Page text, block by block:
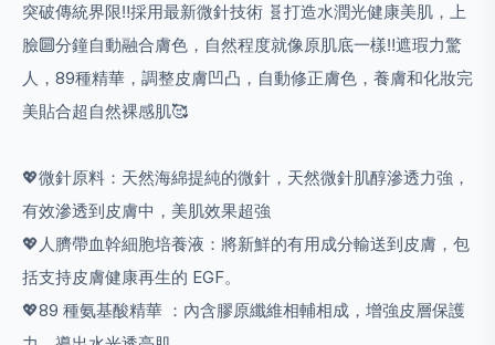
突破傳統界限‼️採用最新微針技術 🧬打造水潤光健康美肌，上
臉🔟分鐘自動融合膚色，自然程度就像原肌底一樣‼️遮瑕力驚
人，89種精華，調整皮膚凹凸，自動修正膚色，養膚和化妝完
美貼合超自然裸感肌🥰
💖微針原料：天然海綿提純的微針，天然微針肌醇滲透力強，
有效滲透到皮膚中，美肌效果超強
💖人臍帶血幹細胞培養液：將新鮮的有用成分輸送到皮膚，包
括支持皮膚健康再生的 EGF。
💖89 種氨基酸精華 ：內含膠原纖維相輔相成，增強皮層保護